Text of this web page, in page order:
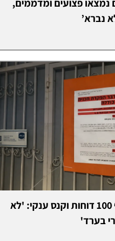
פצועים ומדממים,
נברא’
תלה שלטים היתוליים וחטף 100 דוחות וקנס ענקי: 'לא
בערד'